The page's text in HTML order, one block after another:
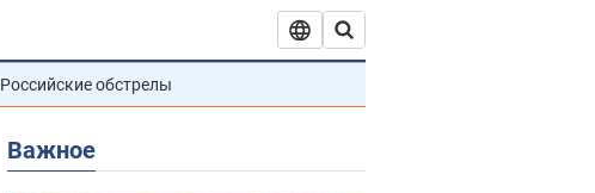
Российские обстрелы
Важное